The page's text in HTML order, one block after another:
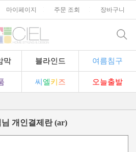
마이페이지 주문 조회 장바구니
막 블라인드 여름침구
씨 엘키 즈 오늘출발
개인결제란 (ar)